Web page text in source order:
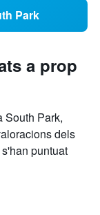
Park
a prop
South Park,
dels
puntuat